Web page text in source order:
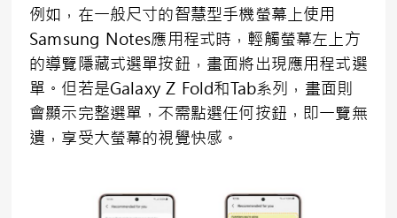
例如，在一般尺寸的智慧型手機螢幕上使用
Samsung Notes應用程式時，輕觸螢幕左上方
的導覽隱藏式選單按鈕，畫面將出現應用程式選
單。但若是Galaxy Z Fold和Tab系列，畫面則
會顯示完整選單，不需點選任何按鈕，即一覽無
遺，享受大螢幕的視覺快感。